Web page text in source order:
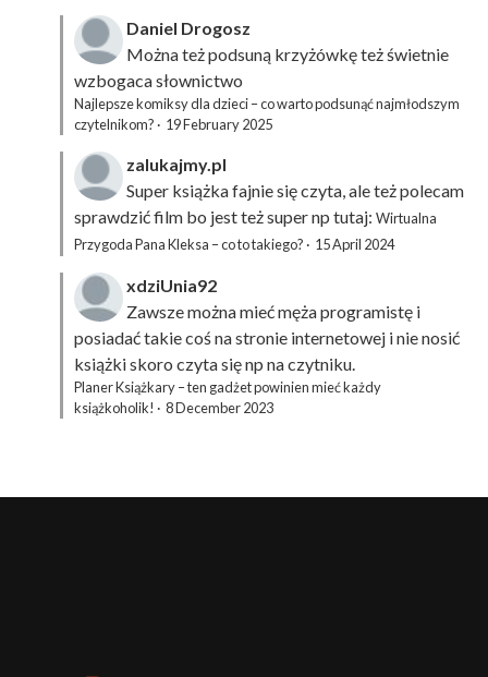
Daniel Drogosz
Można też podsuną krzyżówkęteż świetnie
wzbogaca słownictwo
Najlepsze komiksy dla dzieci – co warto podsunąć najmłodszym
czytelnikom? · 19 February 2025
zalukajmy.pl
Super książka fajnie się czyta, ale też polecam
sprawdzić film bo jest też super np tutaj: Wirtualna
Przygoda Pana Kleksa – co to takiego? · 15 April 2024
xdziUnia92
Zawsze można mieć męża programistę i
posiadać takie coś na stronie internetowej i nie nosić
książki skoro czyta się np na czytniku.
Planer Książkary – ten gadżet powinien mieć każdy
książkoholik! · 8 December 2023